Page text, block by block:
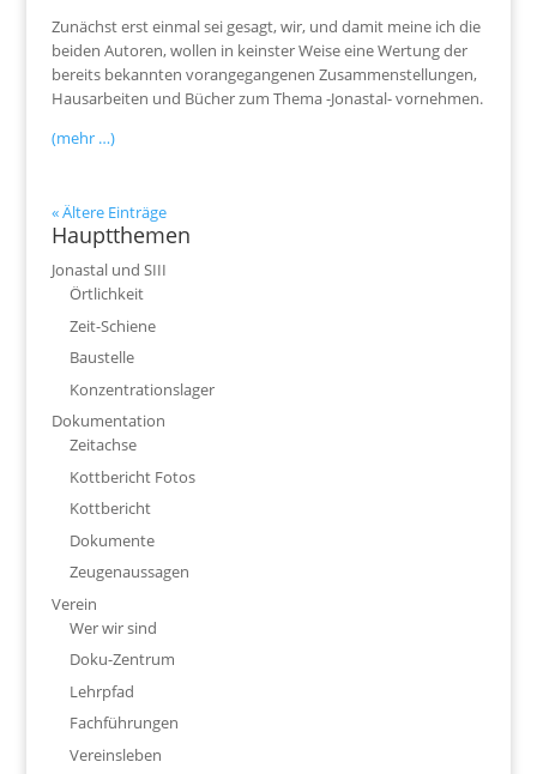
Zunächst erst einmal sei gesagt, wir, und damit meine ich die
beiden Autoren, wollen in keinster Weise eine Wertung der
bereits bekannten vorangegangenen Zusammenstellungen,
Hausarbeiten und Bücher zum Thema -Jonastal- vornehmen.
(mehr …)
« Ältere Einträge
Hauptthemen
Jonastal und SIII
Örtlichkeit
Zeit-Schiene
Baustelle
Konzentrationslager
Dokumentation
Zeitachse
Kottbericht Fotos
Kottbericht
Dokumente
Zeugenaussagen
Verein
Wer wir sind
Doku-Zentrum
Lehrpfad
Fachführungen
Vereinsleben